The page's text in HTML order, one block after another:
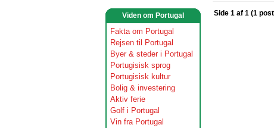
Viden om Portugal
Fakta om Portugal
Rejsen til Portugal
Byer & steder i Portugal
Portugisisk sprog
Portugisisk kultur
Bolig & investering
Aktiv ferie
Golf i Portugal
Vin fra Portugal
Side 1 af 1 (1